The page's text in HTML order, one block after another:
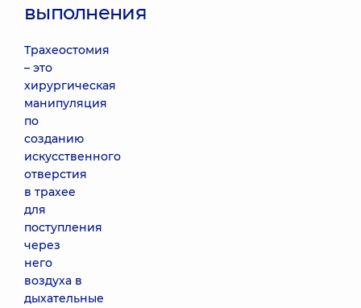
выполнения
Трахеостомия
– это
хирургическая
манипуляция
по
созданию
искусственного
отверстия
в трахее
для
поступления
через
него
воздуха в
дыхательные